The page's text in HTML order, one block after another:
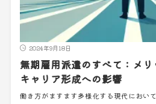
2024年9月18日
無期雇用派遣のすべて：メ
キャリア形成への影響
働き方がますます多様化する現代におい